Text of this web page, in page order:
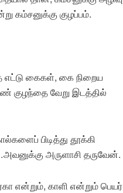
கம்சனுக்கு குழப்பம்.
எட்டு கைகள், கை நிறைய
குழந்தை வேறு இடத்தில்
பிடித்து தூக்கி
அருளாசி தருவேன்.
என்றும், காளி என்றும் பெயர்